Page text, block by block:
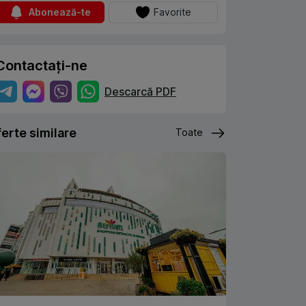
Abonează-te Favorite
ne
Descarcă PDF
similare Toate